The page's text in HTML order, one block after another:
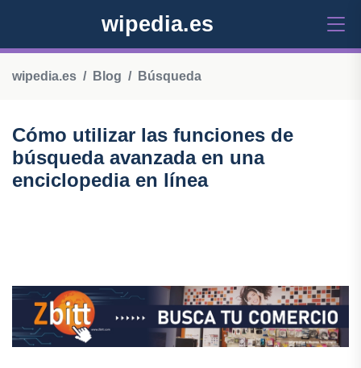
wipedia.es
wipedia.es Blog Búsqueda
Cómo utilizar las funciones de
búsqueda avanzada en una
enciclopedia en línea